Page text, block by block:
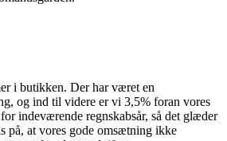
i butikken. Der har været en
og ind til videre er vi 3,5% foran vores
indeværende regnskabsår, så det glæder
på, at vores gode omsætning ikke